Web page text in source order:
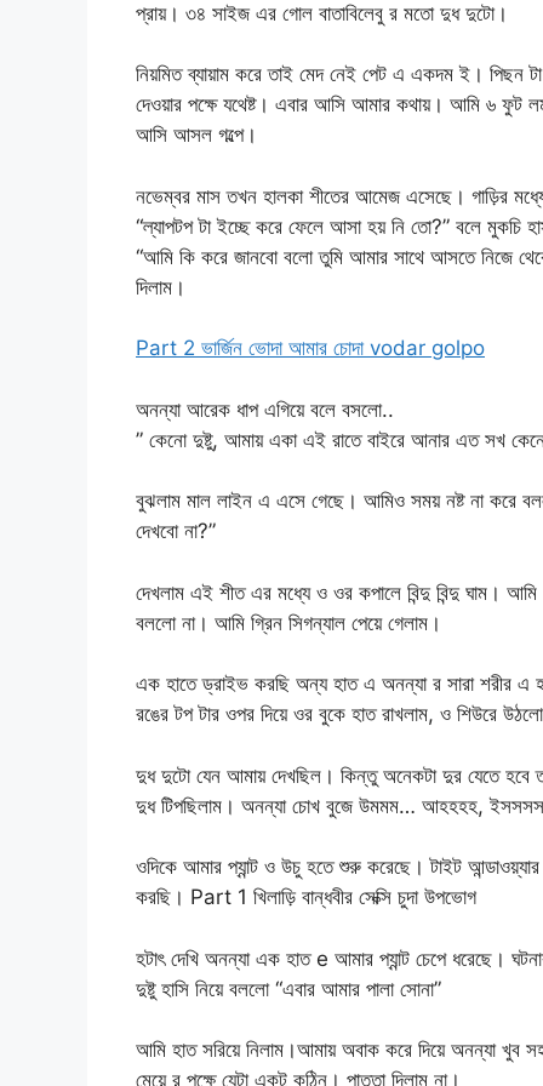
প্রায়। ৩৪ সাইজ এর গোল বাতাবিলেবু র মতো দুধ দুটো।
নিয়মিত ব্যায়াম করে তাই মেদ নেই পেট এ একদম ই। পিছন
দেওয়ার পক্ষে যথেষ্ট। এবার আসি আমার কথায়। আমি ৬ ফুট
আসি আসল গল্পে।
নভেম্বর মাস তখন হালকা শীতের আমেজ এসেছে। গাড়ির
“ল্যাপটপ টা ইচ্ছে করে ফেলে আসা হয় নি তো?” বলে মুকচি
“আমি কি করে জানবো বলো তুমি আমার সাথে আসতে নিজে
দিলাম।
Part 2 ভার্জিন ভোদা আমার চোদা vodar golpo
অনন্যা আরেক ধাপ এগিয়ে বলে বসলো..
” কেনো দুষ্টু, আমায় একা এই রাতে বাইরে আনার এত সখ
বুঝলাম মাল লাইন এ এসে গেছে। আমিও সময় নষ্ট না করে
দেখবো না?”
দেখলাম এই শীত এর মধ্যে ও ওর কপালে বিন্দু বিন্দু ঘাম।
বললো না। আমি গ্রিন সিগন্যাল পেয়ে গেলাম।
এক হাতে ড্রাইভ করছি অন্য হাত এ অনন্যা র সারা শরীর এ
রঙের টপ টার ওপর দিয়ে ওর বুকে হাত রাখলাম, ও শিউরে
দুধ দুটো যেন আমায় দেখছিল। কিন্তু অনেকটা দুর যেতে হবে
দুধ টিপছিলাম। অনন্যা চোখ বুজে উমমম… আহহহহ,
ওদিকে আমার প্যান্ট ও উচু হতে শুরু করেছে। টাইট
করছি। Part 1 খিলাড়ি বান্ধবীর সেক্সি চুদা উপভোগ
হটাৎ দেখি অনন্যা এক হাত e আমার প্যান্ট চেপে ধরেছে।
দুষ্টু হাসি নিয়ে বললো “এবার আমার পালা সোনা”
আমি হাত সরিয়ে নিলাম।আমায় অবাক করে দিয়ে অনন্যা
মেয়ে র পক্ষে যেটা একটু কঠিন। পাত্তা দিলাম না।